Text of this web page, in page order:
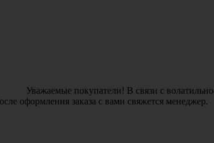
Уважаемые покупатели! В связи с
оформления заказа с вами свяжется менеджер.